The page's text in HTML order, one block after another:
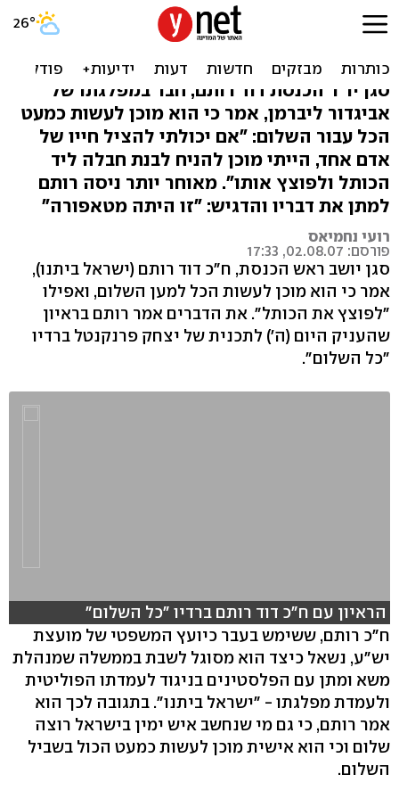
ח"כ דוד רותם: מוכן לפוצץ
את הכותל בשביל השלום
סגן יו"ר הכנסת דוד רותם, חבר במפלגתו של
אביגדור ליברמן, אמר כי הוא מוכן לעשות כמעט
הכל עבור השלום: "אם יכולתי להציל חייו של
אדם אחד, הייתי מוכן להניח לבנת חבלה ליד
הכותל ולפוצץ אותו". מאוחר יותר ניסה רותם
למתן את דבריו והדגיש: "זו היתה מטאפורה"
רועי נחמיאס
פורסם: 02.08.07, 17:33
סגן יושב ראש הכנסת, ח"כ דוד רותם (ישראל ביתנו),
אמר כי הוא מוכן לעשות הכל למען השלום, ואפילו
"לפוצץ את הכותל". את הדברים אמר רותם בראיון
שהעניק היום (ה') לתכנית של יצחק פרנקנטל ברדיו
"כל השלום".
hlsjs-lite: Network error
הראיון עם ח"כ דוד רותם ברדיו "כל השלום"
ח"כ רותם, ששימש בעבר כיועץ המשפטי של מועצת
יש"ע, נשאל כיצד הוא מסוגל לשבת בממשלה שמנהלת
משא ומתן עם הפלסטינים בניגוד לעמדתו הפוליטית
ולעמדת מפלגתו - "ישראל ביתנו". בתגובה לכך הוא
אמר רותם, כי גם מי שנחשב איש ימין בישראל רוצה
שלום וכי הוא אישית מוכן לעשות כמעט הכול בשביל
השלום.